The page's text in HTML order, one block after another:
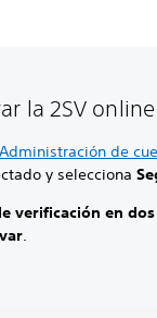
la 2SV online
Administración de
y selecciona
verificación en
.